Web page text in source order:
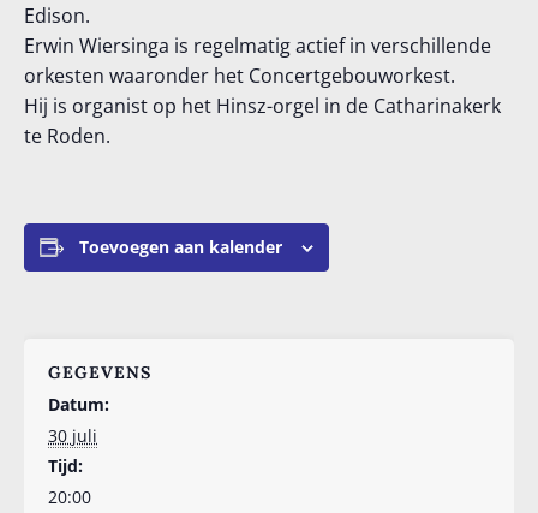
Edison.
Erwin Wiersinga is regelmatig actief in verschillende
orkesten waaronder het Concertgebouworkest.
Hij is organist op het Hinsz-orgel in de Catharinakerk
te Roden.
Toevoegen aan kalender
GEGEVENS
Datum:
30 juli
Tijd:
20:00